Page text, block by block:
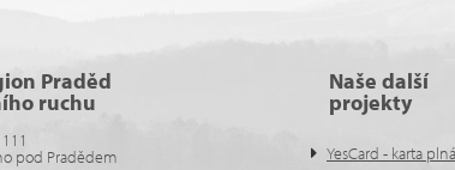
Praděd
ruchu
pod Pradědem
Naše další
projekty
YesCard - karta